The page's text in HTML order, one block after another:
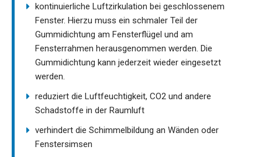
kontinuierliche Luftzirkulation bei geschlossenem
Fenster. Hierzu muss ein schmaler Teil der
Gummidichtung am Fensterflügel und am
Fensterrahmen herausgenommen werden. Die
Gummidichtung kann jederzeit wieder eingesetzt
werden.
reduziert die Luftfeuchtigkeit, CO2 und andere
Schadstoffe in der Raumluft
verhindert die Schimmelbildung an Wänden oder
Fenstersimsen